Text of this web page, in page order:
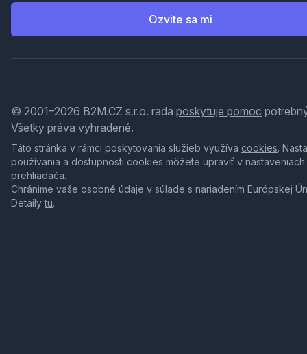
Ozvite sa mi
© 2001–2026 B2M.CZ s.r.o. rada poskytuje pomoc
Všetky práva vyhradené.
Táto stránka v rámci poskytovania služieb využíva cookies.
používania a dostupnosti cookies môžete upraviť v nastaveniach
prehliadača.
Chránime vaše osobné údaje v súlade s nariadením Európskej
Detailytu.